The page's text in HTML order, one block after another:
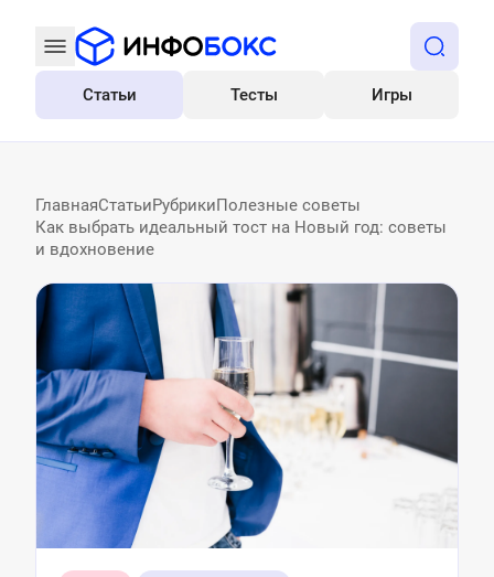
Все
Статьи Тесты Игры
ГлавнаяСтатьиРубрикиПолезные советы
Как выбрать идеальный тост на Новый год: советы
и вдохновение